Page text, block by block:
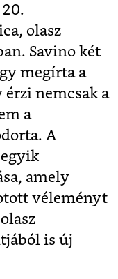
olasz
Savino két
megírta a
nemcsak a
a
A
amely
véleményt
is új